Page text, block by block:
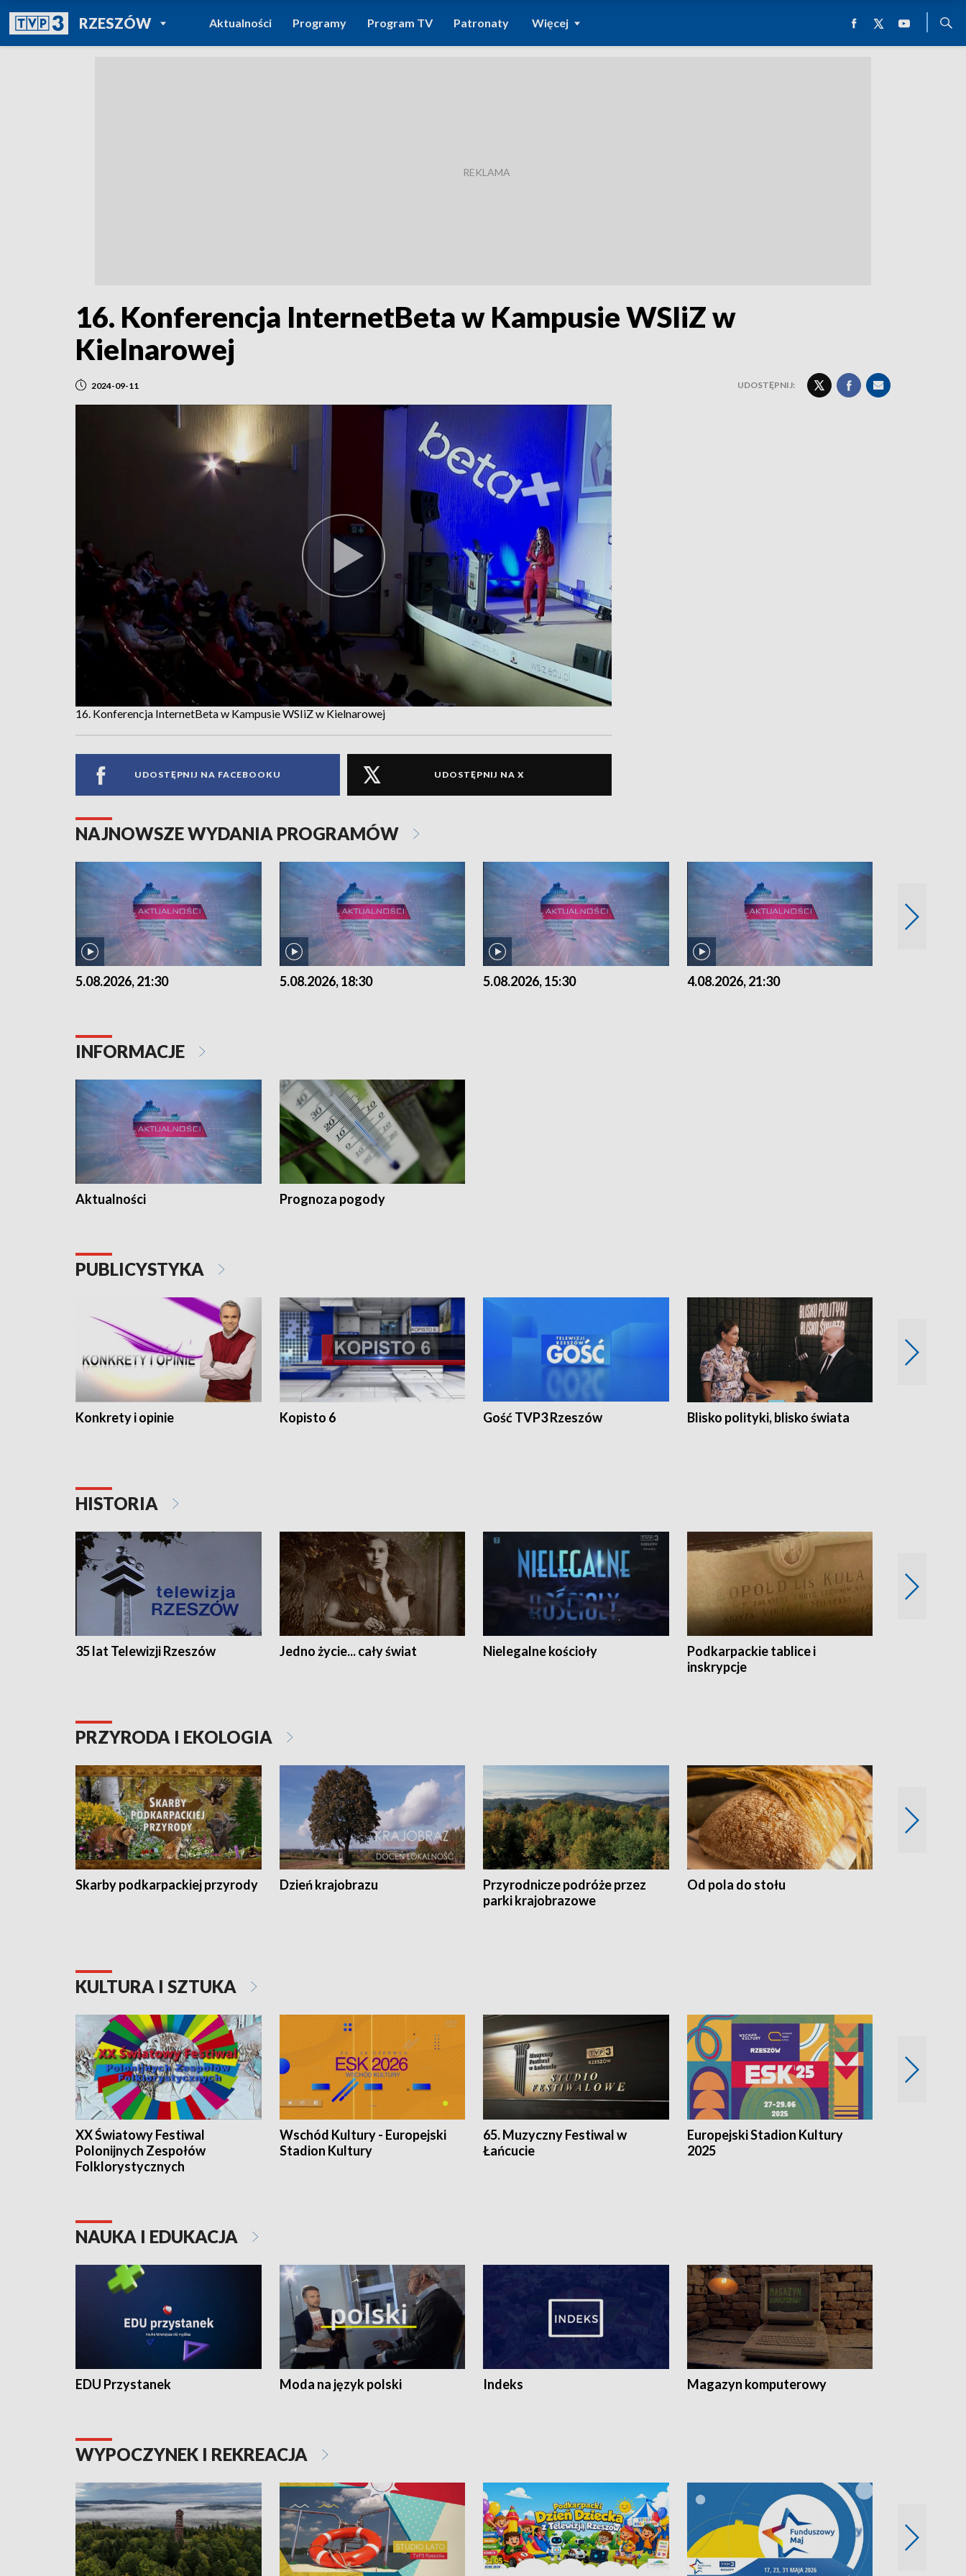
RZESZÓWPOWRÓT DO
TVP REGIONY
Aktualności Programy Program TV Patronaty Więcej
16. Konferencja InternetBeta w Kampusie WSIiZ w
Kielnarowej
2024-09-11 UDOSTĘPNIJ:
16. Konferencja InternetBeta w Kampusie WSIiZ w Kielnarowej
UDOSTĘPNIJ NA FACEBOOKU UDOSTĘPNIJ NA X
NAJNOWSZE WYDANIA PROGRAMÓW
5.08.2026, 21:30 5.08.2026, 18:30 5.08.2026, 15:30 4.08.2026, 21:30
INFORMACJE
Aktualności Prognoza pogody
PUBLICYSTYKA
Konkrety i opinie Kopisto 6 Gość TVP3 Rzeszów Blisko polityki, blisko świata
HISTORIA
35 lat Telewizji Rzeszów Jedno życie... cały świat Nielegalne kościoły
Podkarpackie tablice i
inskrypcje
PRZYRODA I EKOLOGIA
Skarby podkarpackiej przyrody Dzień krajobrazu
Przyrodnicze podróże przez
parki krajobrazowe
Od pola do stołu
KULTURA I SZTUKA
XX Światowy Festiwal
Polonijnych Zespołów
Folklorystycznych
Wschód Kultury - Europejski
Stadion Kultury
65. Muzyczny Festiwal w
Łańcucie
Europejski Stadion Kultury
2025
NAUKA I EDUKACJA
EDU Przystanek Moda na język polski Indeks Magazyn komputerowy
WYPOCZYNEK I REKREACJA